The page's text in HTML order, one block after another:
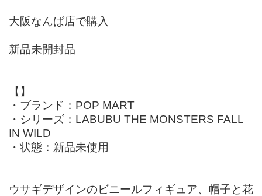
大阪なんば店で購入
新品未開封品
【】
・ブランド：POP MART
・シリーズ：LABUBU THE MONSTERS FALL
IN WILD
・状態：新品未使用
ウサギデザインのビニールフィギュア、帽子と花